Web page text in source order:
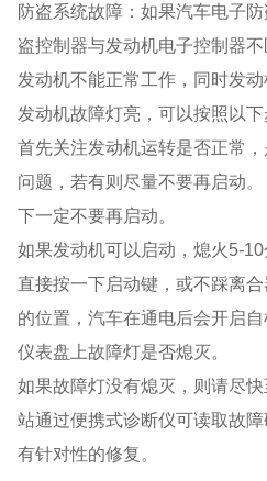
防盗系统故障：如果汽车电子
盗控制器与发动机电子控制器
发动机不能正常工作，同时发动
发动机故障灯亮，可以按照以下
⾸先关注发动机运转是否正常
问题，若有则尽量不要再启动
下一定不要再启动。
如果发动机可以启动，熄⽕5-
直接按⼀下启动键，或不踩离
的位置，汽⻋在通电后会开启
仪表盘上故障灯是否熄灭。
如果故障灯没有熄灭，则请尽
站通过便携式诊断仪可读取故
有针对性的修复。